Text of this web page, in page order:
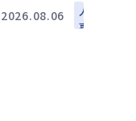
い止
2026.08.06
人
事